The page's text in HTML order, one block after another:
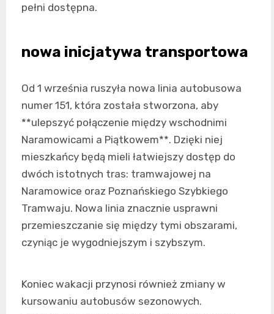
pełni dostępna.
nowa inicjatywa transportowa
Od 1 września ruszyła nowa linia autobusowa
numer 151, która została stworzona, aby
**ulepszyć połączenie między wschodnimi
Naramowicami a Piątkowem**. Dzięki niej
mieszkańcy będą mieli łatwiejszy dostęp do
dwóch istotnych tras: tramwajowej na
Naramowice oraz Poznańskiego Szybkiego
Tramwaju. Nowa linia znacznie usprawni
przemieszczanie się między tymi obszarami,
czyniąc je wygodniejszym i szybszym.
Koniec wakacji przynosi również zmiany w
kursowaniu autobusów sezonowych.